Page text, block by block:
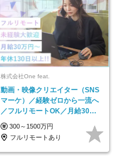
株式会社One feat.
動画・映像クリエイター（SNS
マーケ）／経験ゼロから一流へ
／フルリモートOK／月給30万
円～／年休130日以上
300～1500万円
フルリモートあり